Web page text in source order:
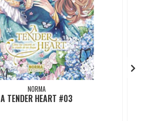
NORMA
A TENDER HEART #03